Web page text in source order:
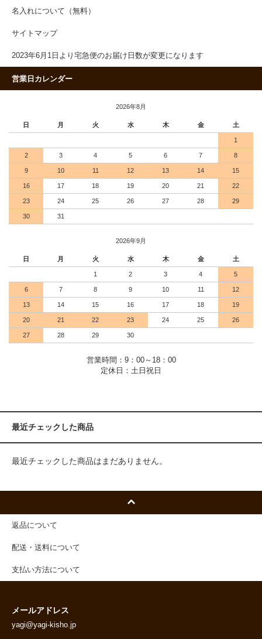
名入れについて（無料）
サイトマップ
2023年6月1日より宅急便のお届け日数が変更になります
営業日カレンダー
2026年8月
日 月 火 水 木 金 土
1
2 3 4 5 6 7 8
9 10 11 12 13 14 15
16 17 18 19 20 21 22
23 24 25 26 27 28 29
30 31
2026年9月
日 月 火 水 木 金 土
1 2 3 4 5
6 7 8 9 10 11 12
13 14 15 16 17 18 19
20 21 22 23 24 25 26
27 28 29 30
営業時間：9：00～18：00
定休日：土日祝日
最近チェックした商品
最近チェックした商品はまだありません。
返品について
配送・送料について
支払い方法について
メールアドレス
yagi@yagi-kisho.jp